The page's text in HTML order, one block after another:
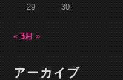
29 30
« 3月5月 »
アーカイブ